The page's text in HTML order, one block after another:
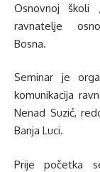
Osnovnoj školi
ravnatelje
Bosna.
Seminar je
komunikacija
Nenad Suzić,
Banja Luci.
Prije početka